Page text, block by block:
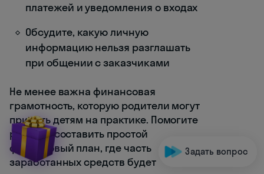
платежей и уведомления о входах
Обсудите, какую личную
информацию нельзя разглашать
при общении с заказчиками
Не менее важна финансовая
грамотность, которую родители могут
привить детям на практике. Помогите
ребенку составить простой
финансовый план, где часть
заработанных средств будет
Задать вопрос